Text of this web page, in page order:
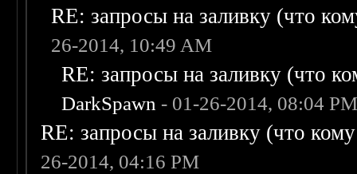
RE: запросы на заливку (что
26-2014, 10:49 AM
RE: запросы на заливку (что
DarkSpawn - 01-26-2014, 08:04
RE: запросы на заливку (что
26-2014, 04:16 PM